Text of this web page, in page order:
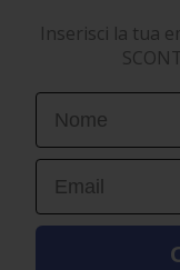
Inserisci la tua
First Name
Email